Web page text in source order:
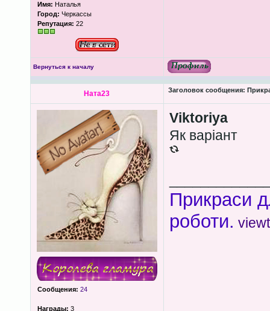
Имя: Наталья
Город: Черкассы
Репутация: 22
Вернуться к началу
Ната23 Заголовок сообщения:
Сообщения: 24
Награды: 3
Viktoriya
Як варіант
Прикраси
роботи.